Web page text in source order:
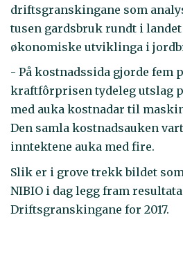
driftsgranskingane som
tusen gardsbruk rundt i
økonomiske utviklinga i
- På kostnadssida gjorde fem
kraftfôrprisen tydeleg utslag
med auka kostnadar til
Den samla kostnadsauken
inntektene auka med fire.
Slik er i grove trekk bildet
NIBIO i dag legg fram
Driftsgranskingane for 2017.